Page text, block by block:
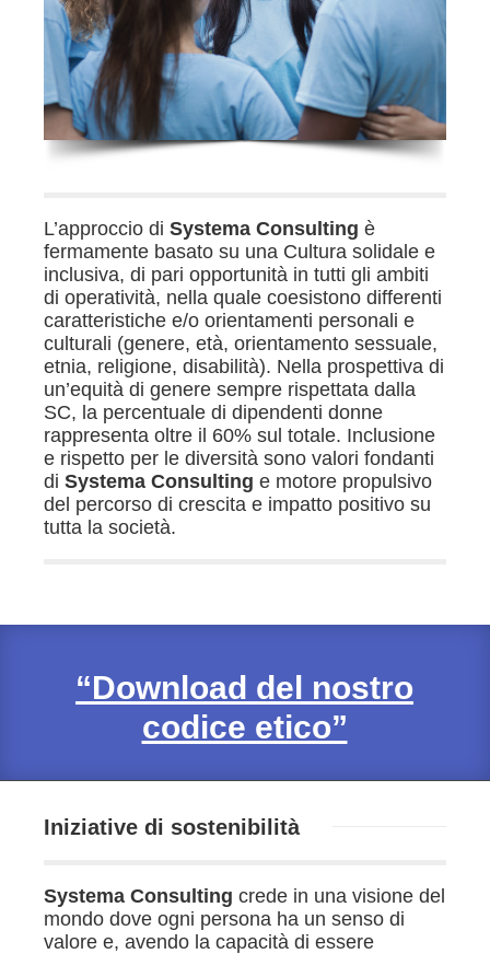
L’approccio di Systema Consulting è
fermamente basato su una Cultura solidale e
inclusiva, di pari opportunità in tutti gli ambiti
di operatività, nella quale coesistono differenti
caratteristiche e/o orientamenti personali e
culturali (genere, età, orientamento sessuale,
etnia, religione, disabilità). Nella prospettiva di
un’equità di genere sempre rispettata dalla
SC, la percentuale di dipendenti donne
rappresenta oltre il 60% sul totale. Inclusione
e rispetto per le diversità sono valori fondanti
di Systema Consulting e motore propulsivo
del percorso di crescita e impatto positivo su
tutta la società.
“Download del nostro
codice etico”
Iniziative di sostenibilità
Systema Consulting crede in una visione del
mondo dove ogni persona ha un senso di
valore e, avendo la capacità di essere